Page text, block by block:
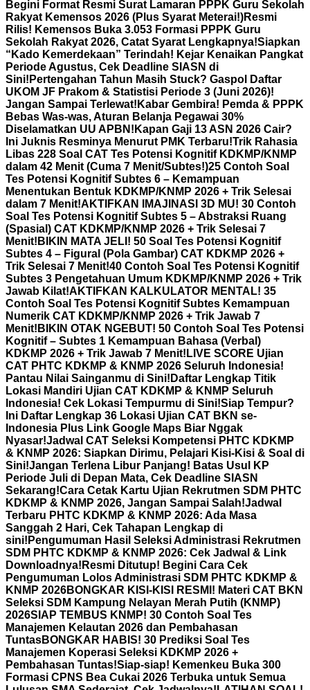
Begini Format Resmi Surat Lamaran PPPK Guru Sekolah
Rakyat Kemensos 2026 (Plus Syarat Meterai!)Resmi
Rilis! Kemensos Buka 3.053 Formasi PPPK Guru
Sekolah Rakyat 2026, Catat Syarat Lengkapnya!Siapkan
“Kado Kemerdekaan” Terindah! Kejar Kenaikan Pangkat
Periode Agustus, Cek Deadline SIASN di
Sini! Pertengahan Tahun Masih Stuck? Gaspol Daftar
UKOM JF Prakom & Statistisi Periode 3 (Juni 2026)!
Jangan Sampai Terlewat! Kabar Gembira! Pemda & PPPK
Bebas Was-was, Aturan Belanja Pegawai 30%
Diselamatkan UU APBN! Kapan Gaji 13 ASN 2026 Cair?
Ini Juknis Resminya Menurut PMK Terbaru!Trik Rahasia
Libas 228 Soal CAT Tes Potensi Kognitif KDKMP/KNMP
dalam 42 Menit (Cuma 7 Menit/Subtes!)25 Contoh Soal
Tes Potensi Kognitif Subtes 6 – Kemampuan
Menentukan Bentuk KDKMP/KNMP 2026 + Trik Selesai
dalam 7 Menit!AKTIFKAN IMAJINASI 3D MU! 30 Contoh
Soal Tes Potensi Kognitif Subtes 5 – Abstraksi Ruang
(Spasial) CAT KDKMP/KNMP 2026 + Trik Selesai 7
Menit! BIKIN MATA JELI! 50 Soal Tes Potensi Kognitif
Subtes 4 – Figural (Pola Gambar) CAT KDKMP 2026 +
Trik Selesai 7 Menit!40 Contoh Soal Tes Potensi Kognitif
Subtes 3 Pengetahuan Umum KDKMP/KNMP 2026 + Trik
Jawab Kilat!AKTIFKAN KALKULATOR MENTAL! 35
Contoh Soal Tes Potensi Kognitif Subtes Kemampuan
Numerik CAT KDKMP/KNMP 2026 + Trik Jawab 7
Menit! BIKIN OTAK NGEBUT! 50 Contoh Soal Tes Potensi
Kognitif – Subtes 1 Kemampuan Bahasa (Verbal)
KDKMP 2026 + Trik Jawab 7 Menit! LIVE SCORE Ujian
CAT PHTC KDKMP & KNMP 2026 Seluruh Indonesia!
Pantau Nilai Sainganmu di Sini! Daftar Lengkap Titik
Lokasi Mandiri Ujian CAT KDKMP & KNMP Seluruh
Indonesia! Cek Lokasi Tempurmu di Sini!Siap Tempur?
Ini Daftar Lengkap 36 Lokasi Ujian CAT BKN se-
Indonesia Plus Link Google Maps Biar Nggak
Nyasar!Jadwal CAT Seleksi Kompetensi PHTC KDKMP
& KNMP 2026: Siapkan Dirimu, Pelajari Kisi-Kisi & Soal di
Sini!Jangan Terlena Libur Panjang! Batas Usul KP
Periode Juli di Depan Mata, Cek Deadline SIASN
Sekarang!Cara Cetak Kartu Ujian Rekrutmen SDM PHTC
KDKMP & KNMP 2026, Jangan Sampai Salah!Jadwal
Terbaru PHTC KDKMP & KNMP 2026: Ada Masa
Sanggah 2 Hari, Cek Tahapan Lengkap di
sini! Pengumuman Hasil Seleksi Administrasi Rekrutmen
SDM PHTC KDKMP & KNMP 2026: Cek Jadwal & Link
Downloadnya! Resmi Ditutup! Begini Cara Cek
Pengumuman Lolos Administrasi SDM PHTC KDKMP &
KNMP 2026BONGKAR KISI-KISI RESMI! Materi CAT BKN
Seleksi SDM Kampung Nelayan Merah Putih (KNMP)
2026SIAP TEMBUS KNMP! 30 Contoh Soal Tes
Manajemen Kelautan 2026 dan Pembahasan
TuntasBONGKAR HABIS! 30 Prediksi Soal Tes
Manajemen Koperasi Seleksi KDKMP 2026 +
Pembahasan Tuntas!Siap-siap! Kemenkeu Buka 300
Formasi CPNS Bea Cukai 2026 Terbuka untuk Semua